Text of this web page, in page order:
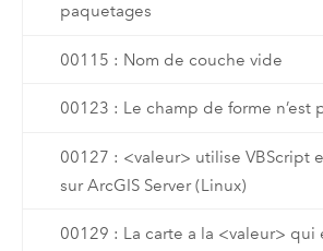
paquetages
00115 : Nom de couche vide
00123 : Le champ de forme n’est
00127 : <valeur> utilise VBScript
sur ArcGIS Server (Linux)
00129 : La carte a la <valeur> qui